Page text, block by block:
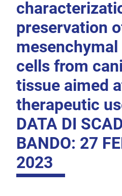
preservation
mesenchymal
cells from
tissue aimed
therapeutic
DATA DI
BANDO: 27
2023